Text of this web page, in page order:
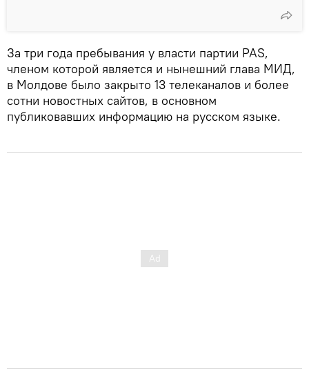
За три года пребывания у власти партии PAS,
членом которой является и нынешний глава МИД,
в Молдове было закрыто 13 телеканалов и более
сотни новостных сайтов, в основном
публиковавших информацию на русском языке.